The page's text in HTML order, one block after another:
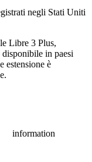
negli Stati Uniti
Libre 3 Plus,
in paesi
estensione è
information